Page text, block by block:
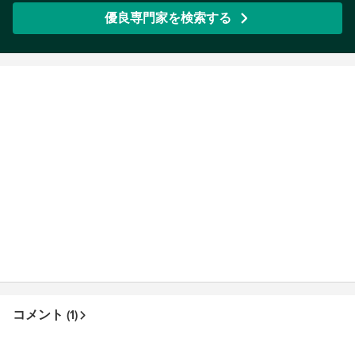
Built on a model of collaboration with entrepreneurs,
優良専門家を検索する
コメント (1)